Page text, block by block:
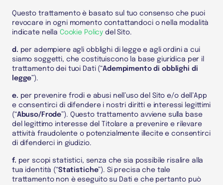
Questo trattamento è basato sul tuo consenso che puoi
revocare in ogni momento contattandoci o nella modalità
indicate nella Cookie Policy del Sito.
d. per adempiere agli obblighi di legge e agli ordini a cui
siamo soggetti, che costituiscono la base giuridica per il
trattamento dei tuoi Dati (“Adempimento di obblighi di
legge”).
e. per prevenire frodi e abusi nell’uso del Sito e/o dell’App
e consentirci di difendere i nostri diritti e interessi legittimi
(“Abuso/Frode”). Questo trattamento avviene sulla base
del legittimo interesse del
Titolare a prevenire e rilevare
attività fraudolente o potenzialmente illecite e consentirci
di difenderci in giudizio.
f. per scopi statistici, senza che sia possibile risalire alla
tua identità (“Statistiche”). Si precisa che tale
trattamento non è eseguito su Dati e che pertanto può